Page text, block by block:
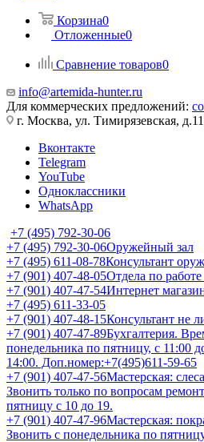
Корзина0
Отложенные0
Сравнение товаров0
info@artemida-hunter.ru
Для коммерческих предложений:
г. Москва, ул. Тимирязевская,
Вконтакте
Telegram
YouTube
Одноклассники
WhatsApp
+7 (495) 792-30-06
+7 (495) 792-30-06Оружейный зал
+7 (495) 611-08-78Консультант
+7 (901) 407-48-05Отдела по
+7 (901) 407-47-54Интернет
+7 (495) 611-33-05
+7 (901) 407-48-15Консультант не
+7 (901) 407-47-89Бухгалтерия.
понедельника по пятницу, с 11:00
14:00. Доп.номер:+7(495)611-59-65
+7 (901) 407-47-56Мастерская:
Звонить только по вопросам
пятницу с 10 до 19.
+7 (901) 407-47-96Мастерская:
Звонить с понедельника по